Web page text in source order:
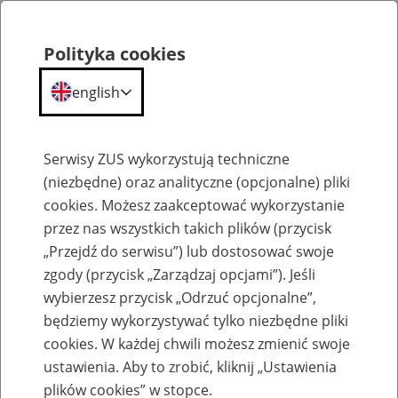
Komunikaty
Polityka cookies
english
Serwisy ZUS wykorzystują techniczne
(niezbędne) oraz analityczne (opcjonalne) pliki
cookies. Możesz zaakceptować wykorzystanie
przez nas wszystkich takich plików (przycisk
„Przejdź do serwisu”) lub dostosować swoje
zgody (przycisk „Zarządzaj opcjami”). Jeśli
wybierzesz przycisk „Odrzuć opcjonalne”,
będziemy wykorzystywać tylko niezbędne pliki
cookies. W każdej chwili możesz zmienić swoje
ustawienia. Aby to zrobić, kliknij „Ustawienia
plików cookies” w stopce.